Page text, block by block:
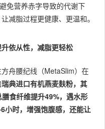
免营养赤字导致的代谢下
减脂过程更健康、更温和。
升依从性，减脂更轻松
舟腰纪线（MetaSlim）在
瑞典进口有机燕麦麸粉，其
食纤维提升49%，遇水形
小时，增强饱腹感，还能让